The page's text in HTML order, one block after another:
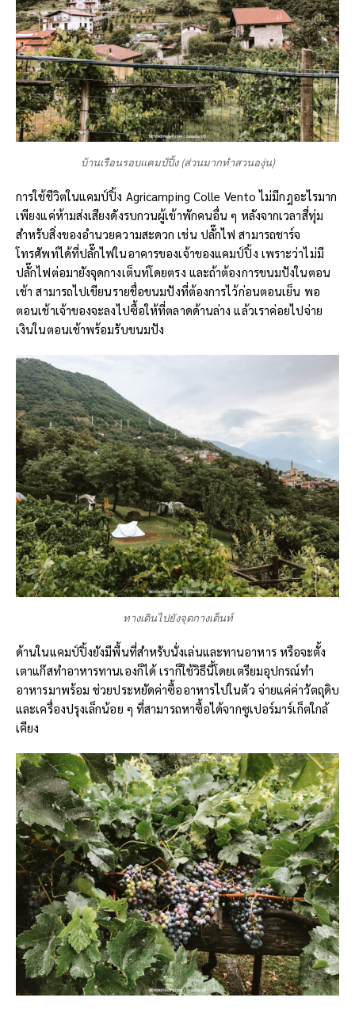
บ้านเรือนรอบแคมป์ปิ้ง (ส่วนมากทำสวนองุ่น)
การใช้ชีวิตในแคมป์ปิ้ง Agricamping Colle Vento ไม่มีกฎอะไรมาก
เพียงแค่ห้ามส่งเสียงดังรบกวนผู้เข้าพักคนอื่น ๆ หลังจากเวลาสี่ทุ่ม
สำหรับสิ่งของอำนวยความสะดวก เช่น ปลั๊กไฟ สามารถชาร์จ
โทรศัพท์ได้ที่ปลั๊กไฟในอาคารของเจ้าของแคมป์ปิ้ง เพราะว่าไม่มี
ปลั๊กไฟต่อมายังจุดกางเต็นท์โดยตรง และถ้าต้องการขนมปังในตอน
เช้า สามารถไปเขียนรายชื่อขนมปังที่ต้องการไว้ก่อนตอนเย็น พอ
ตอนเช้าเจ้าของจะลงไปซื้อให้ที่ตลาดด้านล่าง แล้วเราค่อยไปจ่าย
เงินในตอนเช้าพร้อมรับขนมปัง
ทางเดินไปยังจุดกางเต็นท์
ด้านในแคมป์ปิ้งยังมีพื้นที่สำหรับนั่งเล่นและทานอาหาร หรือจะตั้ง
เตาแก๊สทำอาหารทานเองก็ได้ เราก็ใช้วิธีนี้โดยเตรียมอุปกรณ์ทำ
อาหารมาพร้อม ช่วยประหยัดค่าซื้ออาหารไปในตัว จ่ายแค่ค่าวัตถุดิบ
และเครื่องปรุงเล็กน้อย ๆ ที่สามารถหาซื้อได้จากซูเปอร์มาร์เก็ตใกล้
เคียง